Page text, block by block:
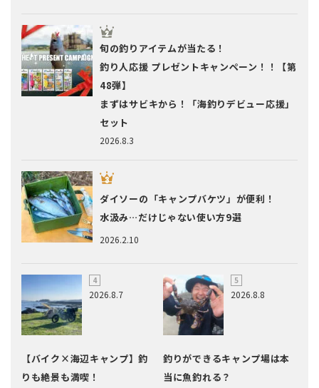
2026.8.3
旬の釣りアイテムが当たる！
釣り人応援 プレゼントキャンペーン！！【第
48弾】
まずはサビキから！「海釣りデビュー応援」
セット
2026.2.10
ダイソーの「キャンプバケツ」が便利！
水汲み…だけじゃない使い方9選
2026.8.7
【バイク×海辺キャンプ】釣
りも絶景も満喫！
2026.8.8
釣りができるキャンプ場は本
当に魚釣れる？